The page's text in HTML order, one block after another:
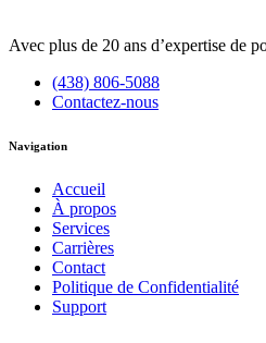
Avec plus de 20 ans d’expertise de
(438) 806-5088
Contactez-nous
Navigation
Accueil
À propos
Services
Carrières
Contact
Politique de Confidentialité
Support